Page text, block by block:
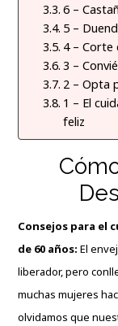
6 –
5 –
4 –
3 –
2 – Opta
1 – El
feliz
Consejos para el
de 60 años: El
liberador, pero
muchas mujeres
olvidamos que